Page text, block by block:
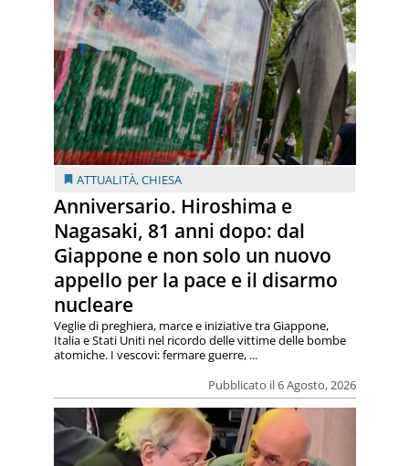
ATTUALITÀ,CHIESA
Anniversario. Hiroshima e
Nagasaki, 81 anni dopo: dal
Giappone e non solo un nuovo
appello per la pace e il disarmo
nucleare
Pubblicato il 6 Agosto, 2026
Veglie di preghiera, marce e iniziative tra Giappone,
Italia e Stati Uniti nel ricordo delle vittime delle bombe
atomiche. I vescovi: fermare guerre, ...